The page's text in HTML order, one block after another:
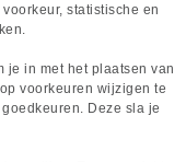
statistische en
je in met het plaatsen van
voorkeuren wijzigen te
Deze sla je